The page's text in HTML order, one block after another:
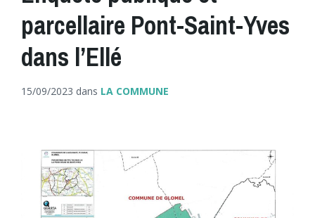
parcellaire Pont-Saint-Yves
dans l’Ellé
15/09/2023 dans LA COMMUNE